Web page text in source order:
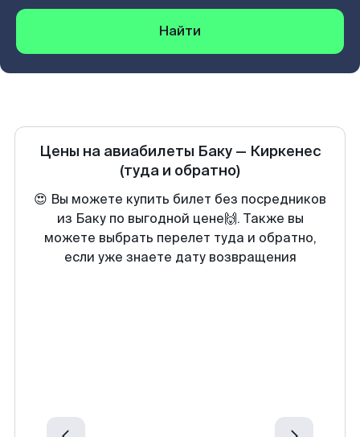
Найти
Цены на авиабилеты Баку— Киркенеc
(туда и обратно)
😍 Вы можете купить билет без посредников
из Баку по выгодной цене🙌. Также вы
можете выбрать перелет туда и обратно,
если уже знаете дату возвращения